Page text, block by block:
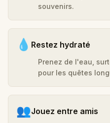
souvenirs.
💧 Restez hydraté
Prenez de l'eau,
pour les quêtes
👥Jouez entre amis